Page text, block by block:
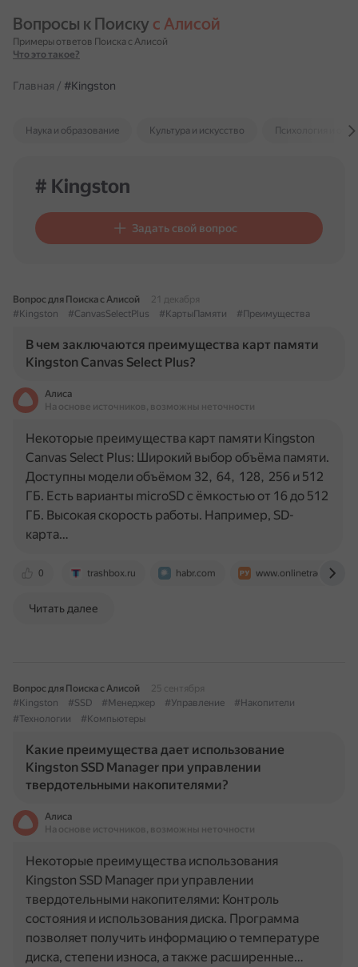
Вопросы к Поиску с Алисой
Примеры ответов Поиска с Алисой
Что это такое?
Главная / #Kingston
Наука и образование Культура и искусство Психология и
# Kingston
Задать свой вопрос
Вопрос для Поиска с Алисой
21 декабря
#Kingston
#CanvasSelectPlus #КартыПамяти #Преимущества
В чем заключаются преимущества карт памяти
Kingston Canvas Select Plus?
Алиса
На основе источников, возможны неточности
0 trashbox.ru habr.com www.onlinetrade.ru
Некоторые преимущества карт памяти Kingston
Canvas Select Plus: Широкий выбор объёма памяти.
Доступны модели объёмом 32, 64, 128, 256 и 512
ГБ. Есть варианты microSD с ёмкостью от 16 до 512
ГБ. Высокая скорость работы. Например, SD-
карта…
Читать далее
Вопрос для Поиска с Алисой
25 сентября
#Kingston
#SSD #Менеджер #Управление
#Накопители
#Технологии
#Компьютеры
Какие преимущества дает использование
Kingston SSD Manager при управлении
твердотельными накопителями?
Алиса
На основе источников, возможны неточности
Некоторые преимущества использования
Kingston SSD Manager при управлении
твердотельными накопителями: Контроль
состояния и использования диска. Программа
позволяет получить информацию о температуре
диска, степени износа, а также расширенные…